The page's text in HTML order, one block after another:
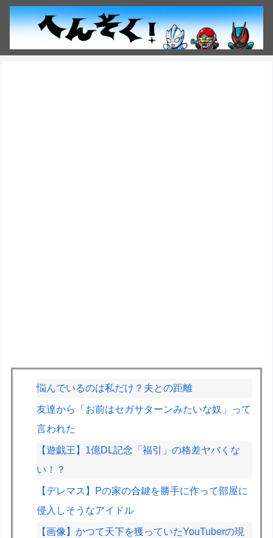
悩んでいるのは私だけ？夫との距離
友達から「お前はセガサターンみたいな奴」って
言われた
【遊戯王】1億DL記念「福引」の格差ヤバくな
い！？
【デレマス】Pの家の合鍵を勝手に作って部屋に
侵入しそうなアイドル
【画像】かつて天下を獲っていたYouTuberの現